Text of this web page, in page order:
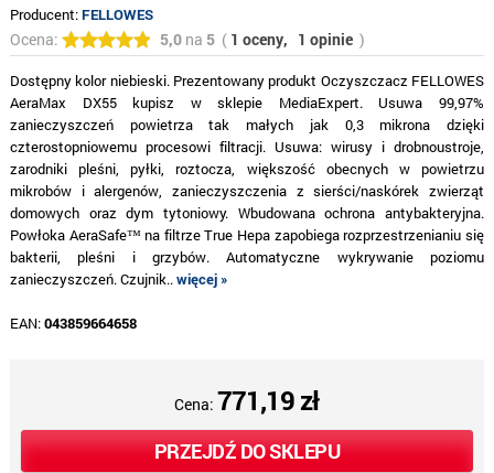
Producent:FELLOWES
Ocena: 5,0na 5( 1 oceny, 1 opinie )
Dostępny kolor niebieski. Prezentowany produkt Oczyszczacz FELLOWES
AeraMax DX55 kupisz w sklepie MediaExpert. Usuwa 99,97%
zanieczyszczeń powietrza tak małych jak 0,3 mikrona dzięki
czterostopniowemu procesowi filtracji. Usuwa: wirusy i drobnoustroje,
zarodniki pleśni, pyłki, roztocza, większość obecnych w powietrzu
mikrobów i alergenów, zanieczyszczenia z sierści/naskórek zwierząt
domowych oraz dym tytoniowy. Wbudowana ochrona antybakteryjna.
Powłoka AeraSafe™ na filtrze True Hepa zapobiega rozprzestrzenianiu się
bakterii, pleśni i grzybów. Automatyczne wykrywanie poziomu
zanieczyszczeń. Czujnik..więcej »
EAN:043859664658
Cena: 771,19 zł
PRZEJDŹ DO SKLEPU